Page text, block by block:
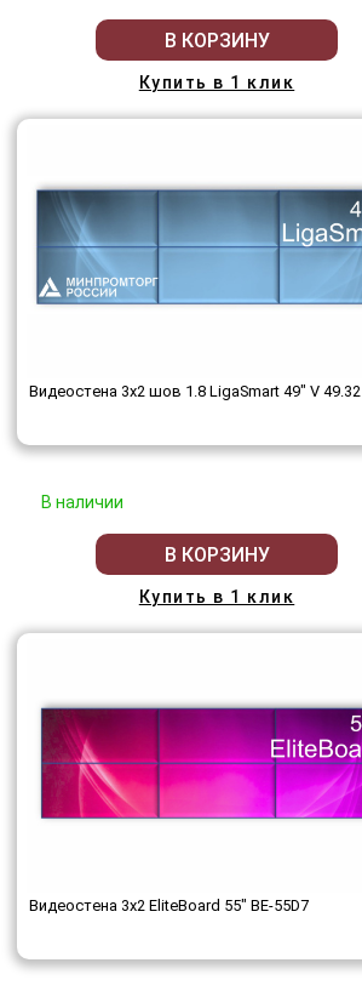
В КОРЗИНУ
Купить в 1 клик
Видеостена 3x2 шов 1.8 LigaSmart 49" V 49.32
В наличии
В КОРЗИНУ
Купить в 1 клик
Видеостена 3x2 EliteBoard 55" BE-55D7